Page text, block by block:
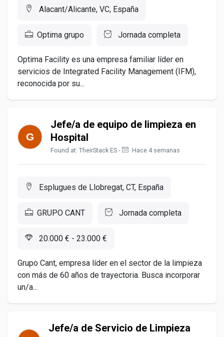
Alacant/Alicante, VC, España
Optima grupo Jornada completa
Optima Facility es una empresa familiar líder en
servicios de Integrated Facility Management (IFM),
reconocida por su...
Jefe/a de equipo de limpieza en
Hospital
Found at: TheirStack ES - Hace 4 semanas
Esplugues de Llobregat, CT, España
GRUPO CANT Jornada completa
20.000 € - 23.000 €
Grupo Cant, empresa líder en el sector de la limpieza
con más de 60 años de trayectoria. Busca incorporar
un/a...
Jefe/a de Servicio de Limpieza